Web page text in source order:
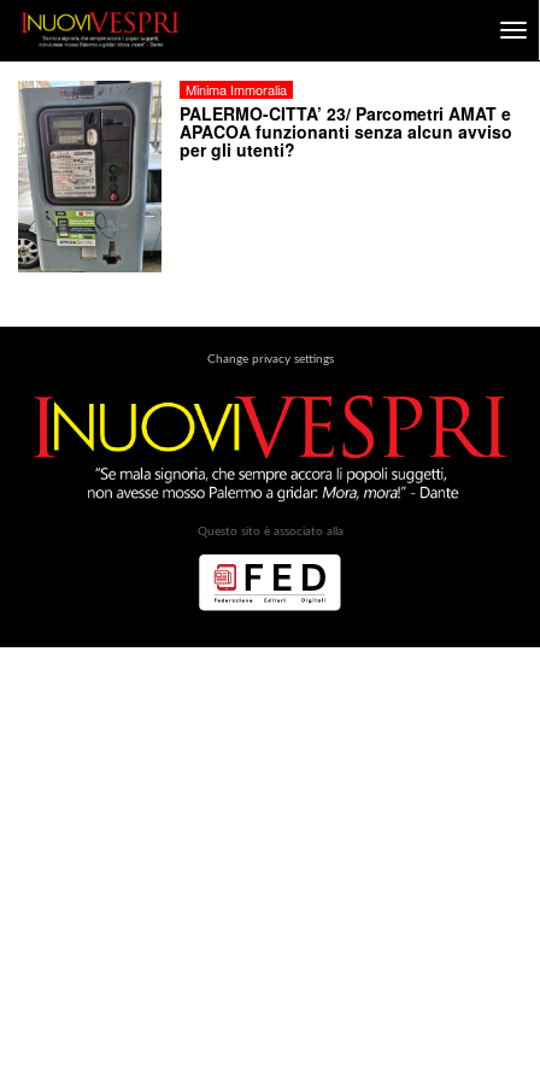
Minima Immoralia
PALERMO-CITTA’ 23/ Parcometri AMAT e
APACOA funzionanti senza alcun avviso
per gli utenti?
Change privacy settings
Questo sito è associato alla